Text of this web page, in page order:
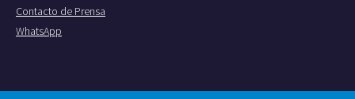
Contacto de Prensa
WhatsApp